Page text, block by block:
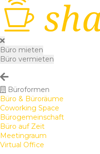
Büro mieten
Büro vermieten
Büroformen
Büro & Büroräume
Coworking Space
Bürogemeinschaft
Büro auf Zeit
Meetingraum
Virtual Office